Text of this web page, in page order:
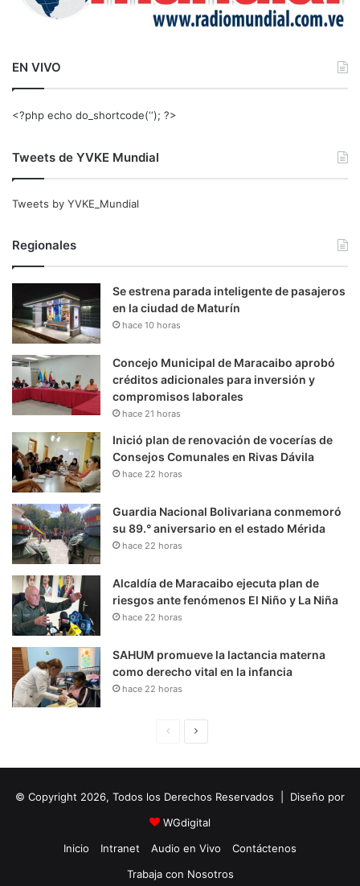
EN VIVO
<?php echo do_shortcode(‘‘); ?>
Tweets de YVKE Mundial
Tweets by YVKE_Mundial
Regionales
Se estrena parada inteligente de pasajeros
en la ciudad de Maturín
hace 10 horas
Concejo Municipal de Maracaibo aprobó
créditos adicionales para inversión y
compromisos laborales
hace 21 horas
Inició plan de renovación de vocerías de
Consejos Comunales en Rivas Dávila
hace 22 horas
Guardia Nacional Bolivariana conmemoró
su 89.° aniversario en el estado Mérida
hace 22 horas
Alcaldía de Maracaibo ejecuta plan de
riesgos ante fenómenos El Niño y La Niña
hace 22 horas
SAHUM promueve la lactancia materna
como derecho vital en la infancia
hace 22 horas
i
n
a
u
i
e
© Copyright 2026, Todos los Derechos Reservados | Diseño por
WGdigital
Inicio
Intranet Audio en Vivo
Contáctenos
Trabaja con Nosotros